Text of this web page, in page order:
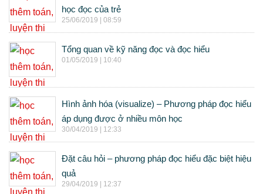
học đọc của trẻ
25/06/2019 | 08:59
Tổng quan về kỹ năng đọc và đọc hiểu
01/05/2019 | 10:40
Hình ảnh hóa (visualize) – Phương pháp đọc hiểu
áp dụng được ở nhiều môn học
30/04/2019 | 12:33
Đặt câu hỏi – phương pháp đọc hiểu đặc biệt hiệu
quả
29/04/2019 | 12:37